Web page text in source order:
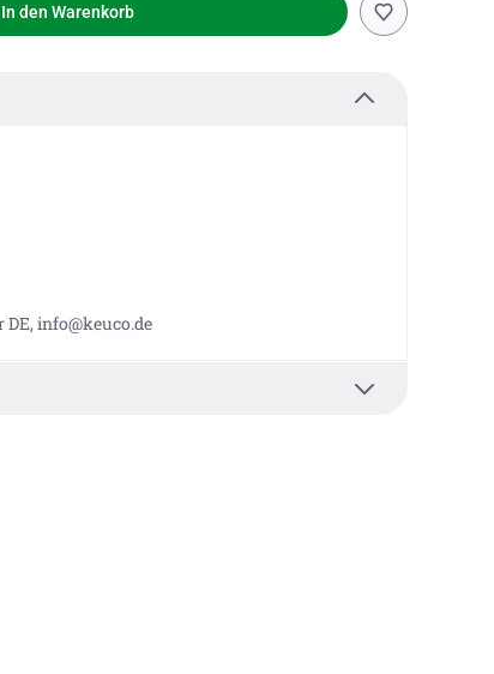
In den Warenkorb
DE, info@keuco.de